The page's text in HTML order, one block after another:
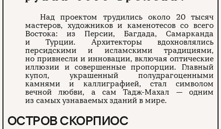
Над проектом трудились около 20 тысяч
мастеров, художников и каменотесов со всего
Востока: из Персии, Багдада, Самарканда
и Турции. Архитекторы вдохновлялись
персидскими и исламскими традициями,
но привнесли и инновации, включая оптические
иллюзии и совершенные пропорции. Главный
купол, украшенный полудрагоценными
камнями и каллиграфией, стал символом
вечной любви, а сам Тадж-Махал — одним
из самых узнаваемых зданий в мире.
ОСТРОВ СКОРПИОС